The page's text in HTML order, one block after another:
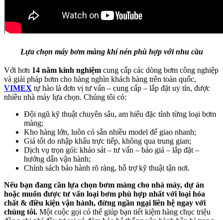
Lựa chọn máy bơm màng khí nén phù hợp với nhu cầu
Với hơn 14 năm kinh nghiệm cung cấp các dòng bơm công nghiệp
và giải pháp bơm cho hàng nghìn khách hàng trên toàn quốc,
VIMEX tự hào là đơn vị tư vấn – cung cấp – lắp đặt uy tín, được
nhiều nhà máy lựa chọn. Chúng tôi có:
Đội ngũ kỹ thuật chuyên sâu, am hiểu đặc tính từng loại bơm
màng;
Kho hàng lớn, luôn có sẵn nhiều model để giao nhanh;
Giá tốt do nhập khẩu trực tiếp, không qua trung gian;
Dịch vụ trọn gói: khảo sát – tư vấn – báo giá – lắp đặt –
hướng dẫn vận hành;
Chính sách bảo hành rõ ràng, hỗ trợ kỹ thuật tận nơi.
Nếu bạn đang cần lựa chọn bơm màng cho nhà máy, dự án
hoặc muốn được tư vấn loại bơm phù hợp nhất với loại hóa
chất & điều kiện vận hành, đừng ngần ngại liên hệ ngay với
chúng tôi. Một cuộc gọi có thể giúp bạn tiết kiệm hàng chục triệu